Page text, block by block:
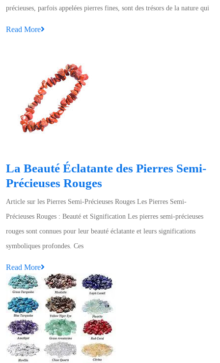
Pierres
Éclat
Naturel
Signification
Profonde
précieuses, parfois appelées pierres fines, sont des trésors de la nature qui
Read More
La Beauté Éclatante des Pierres Semi-
Précieuses Rouges
Beauté
Éclatante
des
Précieuses
Rouges
Article sur les Pierres Semi-Précieuses Rouges Les Pierres Semi-
Précieuses Rouges : Beauté et Signification Les pierres semi-précieuses
rouges sont connues pour leur beauté éclatante et leurs significations
symboliques profondes. Ces
Read More
More